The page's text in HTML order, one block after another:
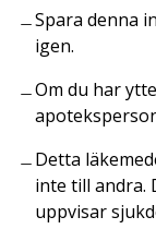
Spara denna
igen.
Om du har
Detta
inte till andra.
uppvisar